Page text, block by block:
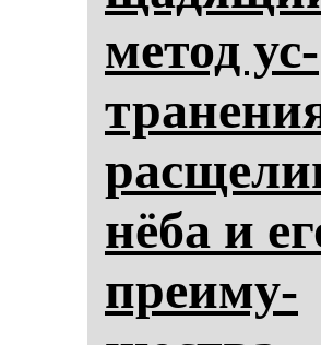
ме­тод ус­
нё­ба и
пре­иму­